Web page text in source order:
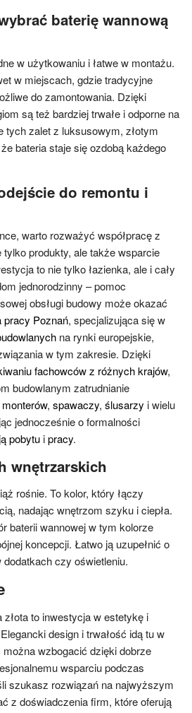
baterię wannową
w użytkowaniu i łatwe w montażu.
w miejscach, gdzie tradycyjne
do zamontowania. Dzięki
są też bardziej trwałe i odporne na
tych zalet z luksusowym, złotym
bateria staje się ozdobą każdego
do remontu i
warto rozważyć współpracę z
produkty, ale także wsparcie
to nie tylko łazienka, ale i cały
jednorodzinny – pomoc
obsługi budowy może okazać
pracy Poznań, specjalizująca się w
na rynki europejskie,
w tym zakresie. Dzięki
fachowców z różnych krajów,
budowlanym zatrudnianie
monterów, spawaczy, ślusarzy i wielu
jednocześnie o formalności
pobytuipracy.
wnętrzarskich
rośnie. To kolor, który łączy
nadając wnętrzom szyku i ciepła.
baterii wannowej w tym kolorze
koncepcji. Łatwo ją uzupełnić o
dodatkach czy oświetleniu.
to inwestycja w estetykę i
design i trwałość idą tu w
wzbogacić dzięki dobrze
wsparciu podczas
szukasz rozwiązań na najwyższym
z doświadczenia firm, które oferują